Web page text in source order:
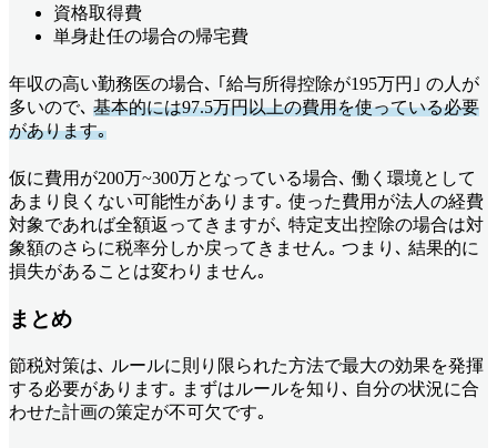
資格取得費
単身赴任の場合の帰宅費
年収の高い勤務医の場合､ ｢給与所得控除が195万円｣ の人が
多いので､ 基本的には97.5万円以上の費用を使っている必要
があります｡
仮に費用が200万~300万となっている場合､ 働く環境として
あまり良くない可能性があります｡ 使った費用が法人の経費
対象であれば全額返ってきますが､ 特定支出控除の場合は対
象額のさらに税率分しか戻ってきません｡ つまり､ 結果的に
損失があることは変わりません｡
まとめ
節税対策は､ ルールに則り限られた方法で最大の効果を発揮
する必要があります｡ まずはルールを知り､ 自分の状況に合
わせた計画の策定が不可欠です｡